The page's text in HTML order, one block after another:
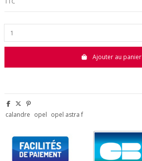
Ajouter au panier
calandre opel opel astra f